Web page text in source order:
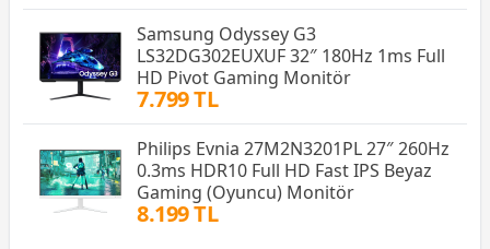
Samsung Odyssey G3
LS32DG302EUXUF 32″ 180Hz 1ms Full
HD Pivot Gaming Monitör
7.799 TL
Philips Evnia 27M2N3201PL 27″ 260Hz
0.3ms HDR10 Full HD Fast IPS Beyaz
Gaming (Oyuncu) Monitör
8.199 TL